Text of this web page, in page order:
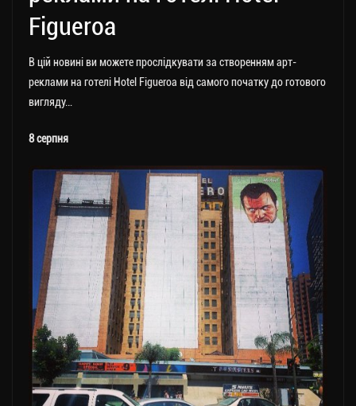
Figueroa
В цій новині ви можете прослідкувати за створенням арт-
реклами на готелі Hotel Figueroa від самого початку до готового
вигляду…
8 серпня